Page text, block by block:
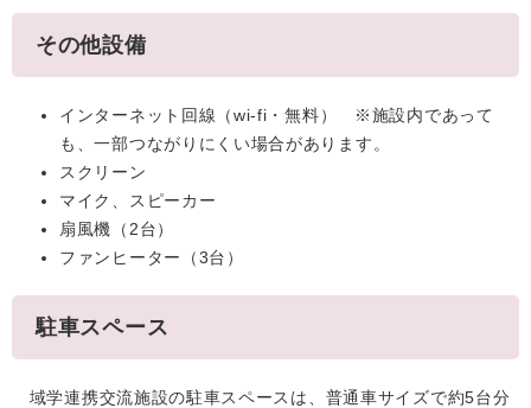
その他設備
インターネット回線（wi-fi・無料） ※施設内であって
も、一部つながりにくい場合があります。
スクリーン
マイク、スピーカー
扇風機（2台）
ファンヒーター（3台）
駐車スペース
域学連携交流施設の駐車スペースは、普通車サイズで約5台分